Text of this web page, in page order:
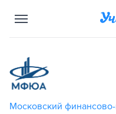
Московский